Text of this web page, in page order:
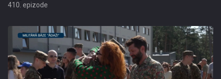
410. epizode